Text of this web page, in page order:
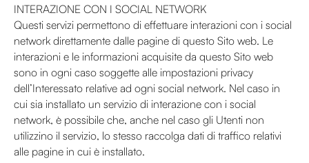
INTERAZIONE CON I SOCIAL NETWORK
Questi servizi permettono di effettuare interazioni con i social
network direttamente dalle pagine di questo Sito web. Le
interazioni e le informazioni acquisite da questo Sito web
sono in ogni caso soggette alle impostazioni privacy
dell’Interessato relative ad ogni social network. Nel caso in
cui sia installato un servizio di interazione con i social
network, è possibile che, anche nel caso gli Utenti non
utilizzino il servizio, lo stesso raccolga dati di traffico relativi
alle pagine in cui è installato.